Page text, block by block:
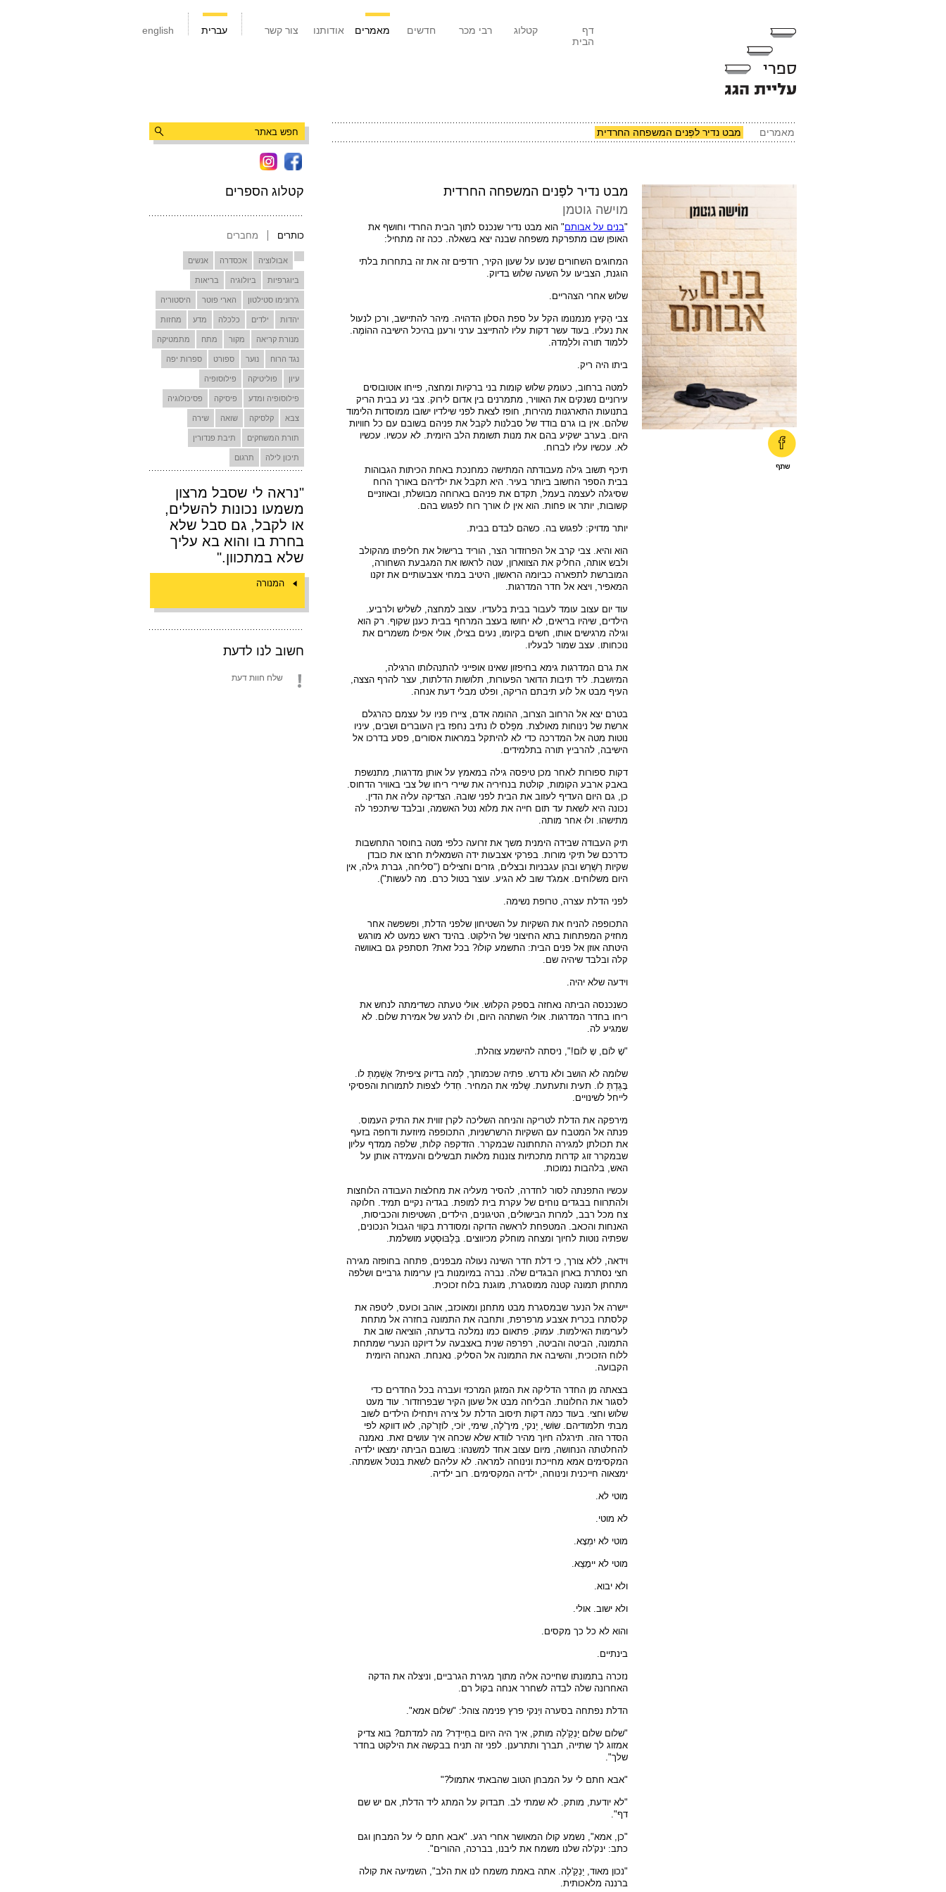
english עברית צור קשר אודותנו מאמרים חדשים רבי מכר קטלוג
דף
הבית
קטלוג הספרים
כותרים מחברים
אבולוציה אכסדרה אנשים
ביוגרפיות ביולוגיה בריאות
ג'רונימו סטילטון הארי פוטר היסטוריה
יהדות ילדים כלכלה מדע מחזות
מנורת קריאה מקור מתח מתמטיקה
נגד הרוח נוער ספורט ספרות יפה
עיון פוליטיקה פילוסופיה
פילוסופיה ומדע פיסיקה פסיכולוגיה
צבא קלסיקה שואה שירה
תורת המשחקים תיבת פנדורין
תיכון לילה תרגום
"נראה לי שסבל מרצון
משמעו נכונות להשלים,
או לקבל, גם סבל שלא
בחרת בו והוא בא עליך
שלא במתכוון."
המנורה
חשוב לנו לדעת
שלח חוות דעת
מאמרים מבט נדיר לפְּנים המשפחה החרדית
מבט נדיר לפְּנים המשפחה החרדית
מוישה גוטמן
"בנים על אבותם" הוא מבט נדיר שנכנס לתוך הבית החרדי וחושף את
האופן שבו מתפרקת משפחה שבנה יצא בשאלה. ככה זה מתחיל:
המחוגים השחורים שנעו על שעון הקיר, רודפים זה את זה בתחרות בלתי
הוגנת, הצביעו על השעה שלוש בדיוק.
שלוש אחרי הצהריים.
צבי הֵקיץ מנמנומו הקל על ספת הסלון הדהויה. מיהר להתיישב, ורכן לנעול
את נעליו. בעוד עשר דקות עליו להתייצב ערני ורענן בהיכל הישיבה ההוֹמֶה.
ללמוד תורה וללַמדהּ.
ביתו היה ריק.
למטה ברחוב, כעומק שלוש קומות בני ברקיות ומחצה, פייחו אוטובוסים
עירוניים נשנקים את האוויר, מתמרנים בין אדום לירוק. צבי נע בבית הריק
בתנועות התארגנות מהירות, חופז לצאת לפני שילדיו ישובו ממוסדות הלימוד
שלהם. אין בו גרם בודד של סבלנות לקבל את פניהם בשובם עם כל חוויות
היום. בערב ישקיע בהם את מנות תשומת הלב היומית. לא עכשיו. עכשיו
לא. עכשיו עליו לברוח.
תיכף תשוב גילה מעבודתה המתישה כמחנכת באחת הכיתות הגבוהות
בבית הספר החשוב ביותר בעיר. היא תקבל את ילדיהם באורך הרוח
שסיגלה לעצמה בעמל, תקדם את פניהם בארוחה מבושלת, ובאוזניים
קשובות, יותר או פחות. הוא אין לו אורך רוח לפגוש בהם.
יותר מדויק: לפגוש בה. כשהם לבדם בבית.
הוא והיא. צבי קרב אל הפרוזדור הצר, הוריד ברישול את חליפתו מהקולב
ולבש אותה, החליק את הצווארון, עטה לראשו את המגבעת השחורה,
המוברשת לתפארה כביומהּ הראשון, היטיב במחי אצבעותיים את זקנו
המאפיר, ויצא אל חדר המדרגות.
עוד יום עצוב עומד לעבור בבית בלעדיו. עצוב למחצה, לשליש ולרביע.
הילדים, שיהיו בריאים, לא יחושו בעצב המרחף בבית כענן שקוף. רק הוא
וגילה מרגישים אותו, חשים בקיומו, נעים בצילו, אולי אפילו משמרים את
נוכחותו. עצב שמור לבעליו.
את גרם המדרגות גימא בחיפזון שאינו אופייני להתנהלותו הרגילה,
המיושבת. ליד תיבות הדואר הפעורות, תלושות הדלתות, עצר להרף הצצה,
העיף מבט אל לוע תיבתם הריקה, ופלט מבלי דעת אנחה.
בטרם יצא אל הרחוב הצרוב, ההומה אדם, ציירו פניו על עצמם כהרגלם
ארשת של נינוחות מאולצת. מפַלס לו נתיב נחפז בין העוברים ושבים, עיניו
נוטות מטה אל המדרכה כדי לא להיתקל במראות אסורים, פסע בדרכו אל
הישיבה, להרביץ תורה בתלמידים.
דקות ספורות לאחר מכן טיפסה גילה במאמץ על אותן מדרגות, מתנשפת
באבק ארבע הקומות, קולטת בנחיריה את שיירי ריחו של צבי באוויר הדחוס.
כן, גם היום העדיף לעזוב את הבית לפני שובהּ. הצדיקה עליה את הדין.
נכונה היא לשאת עד תום חייה את מלוא נטל האשמה, ובלבד שיתכפר לה
מתישהו. ולוּ אחר מותה.
תיק העבודה שבידה הימנית משך את זרועה כלפי מטה בחוסר התחשבות
כדרכם של תיקי מורות. בפרקי אצבעות ידה השמאלית חרצו את כובדן
שקיות רַשְׁרַש ובהן עגבניות ובצלים, גזרים וחצילים ("סליחה, גברת גילה, אין
היום משלוחים. אמג'ד שוב לא הגיע. עוצר בטול כרם. מה לעשות").
לפני הדלת עצרה, טרופת נשימה.
התכופפה להניח את השקיות על השטיחון שלפני הדלת, ופשפשה אחר
מחזיק המפתחות בתא החיצוני של הילקוט. בהינד ראש כמעט לא מורגש
היטתה אוזן אל פנים הבית: התשמע קולו? בכל זאת? תסתפק גם באוושה
קלה ובלבד שיהיה שם.
וידעה שלא יהיה.
כשנכנסה הביתה נאחזה בספק הקלוש. אולי טעתה כשדימתה לנחש את
ריחו בחדר המדרגות. אולי השתהה היום, ולוּ לרגע של אמירת שלום. לא
שמגיע לה.
"שָ לוֹם, שָ לוֹם!", ניסתה להישמע צוהלת.
שלומה לא הושב ולא נדרש. פתיה שכמותך, לְמה בדיוק ציפית? אָשַׁמְתְּ לו.
בָּגַדְתְּ לו. תעית ותעתעת. שַלמי את המחיר. חִדלי לצפות לתמורות והפסיקי
לייחל לשינויים.
מירפקה את הדלת לטריקה והניחה השליכה לקרן זווית את התיק העמוס.
פנתה אל המטבח עם השקיות הרשרשניות, התכופפה מיוזעת ודחפה בזעף
את תכולתן למגירה התחתונה שבמקרר. הזדקפה קלות, שלפה ממדף עליון
שבמקרר זוג קדרות מתכתיות צוננות מלאות תבשילים והעמידה אותן על
האש, בלהבות נמוכות.
עכשיו התפנתה לסור לחדרה, להסיר מעליה את מחלצות העבודה הלוחצות
ולהתרווח בבגדים נוחים של עקרת בית למופת. בגדיה נקיים תמיד. חלוקה
צח מכל רבב, למרות הבישולים, הטיגונים, הילדים, השטיפות והכביסות,
האנחות והכאב. המטפחת לראשה הדוקה ומסודרת בקווי הגבול הנכונים,
שפתיה נוטות לחיוך ומצחה מוחלק מכיווצים. בַּלֶבּוּסְטֶע מושלמת.
וידאה, ללא צורך, כי דלת חדר השינה נעולה מבפנים, פתחה בחופזה מגירה
חצי נסתרת בארון הבגדים שלה. נברה במיומנות בין ערימות גרביים ושלפה
מתחתן תמונה קטנה ממוסגרת, מוגנת בלוח זכוכית.
יישרה אל הנער שבמסגרת מבט מתחנן ומאוכזב, אוהב וכועס, ליטפה את
קלסתרו בכרית אצבע מרפרפת, ותחבה את התמונה בחזרה אל מתחת
לערימות האילמות. עמוק. פתאום כמו נמלכה בדעתה, הוציאה שוב את
התמונה, הביטה והביטה, רפרפה שנית באצבעה על דיוקנו הנערי שמתחת
ללוח הזכוכית, והשיבה את התמונה אל הסליק. נאנחת. האנחה היומית
הקבועה.
בצאתה מן החדר הדליקה את המזגן המרכזי ועברה בכל החדרים כדי
לסגור את החלונות. הבליחה מבט אל שעון הקיר שבפרוזדור. עוד מעט
שלוש וחצי. בעוד כמה דקות תיסוב הדלת על צירה ויתחילו הילדים לשוב
מבתי תלמודיהם. שוֹשי, יַנקי, מירָ'לֶה, שימי, יוֹכי, לוֹזֶר'קה, לאו דווקא לפי
הסדר הזה. תירגלה חיוך מהיר לוודא שלא שכחה איך עושים זאת. נאמנה
להחלטתה הנחושה, מיום עצוב אחד למשנהו: בשובם הביתה ימצאו ילדיה
המקסימים אמא מחייכת ונינוחה למראה. לא עליהם לשאת בנטל אשמתה.
ימצאוה חייכנית ונינוחה, ילדיה המקסימים. רוב ילדיה.
מוטי לא.
לא מוטי.
מוטי לא יִמְצָא.
מוטי לא יימָצֵא.
ולא יבוא.
ולא ישוב. אולי.
והוא לא כל כך מקסים.
בינתיים.
נזכרה בתמונתו שחייכה אליה מתוך מגירת הגרביים, וניצלה את הדקה
האחרונה שלה לבדה לשחרר אנחה בקול רם.
הדלת נפתחה בסערה ויַנקי פרץ פנימה צוהל: "שלום אמא".
"שלום שלום יַנְקַ'לֶה מותק, איך היה היום בחֵיידֶר? מה למדתם? בוא צדיק
אמזוג לך שתייה, תברך ותתרענן. לפני זה תניח בבקשה את הילקוט בחדר
שלך".
"אבא חתם לי על המבחן הטוב שהבאתי אתמול?"
"לא יודעת, מותק. לא שמתי לב. תבדוק על המתג ליד הדלת, אם יש שם
דף".
"כן, אמא", נשמע קולו המאושר אחרי רגע. "אבא חתם לי על המבחן וגם
כתב: ינק'לה שלנו משמח את ליבנו, בברכה, ההורים".
"נכון מאוד, יַנְקַ'לֶה. אתה באמת משמח לנו את הלב", השמיעה את קולה
ברננה מלאכותית.